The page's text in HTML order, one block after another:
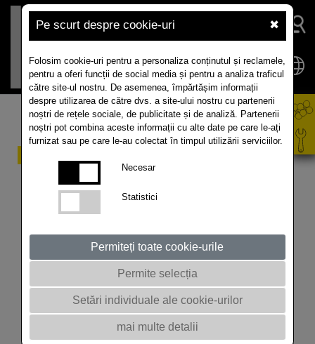
Pe scurt despre cookie-uri ✖
Folosim cookie-uri pentru a personaliza conținutul și reclamele,
pentru a oferi funcții de social media și pentru a analiza traficul
către site-ul nostru. De asemenea, împărtășim informații
despre utilizarea de către dvs. a site-ului nostru cu partenerii
noștri de rețele sociale, de publicitate și de analiză. Partenerii
noștri pot combina aceste informații cu alte date pe care le-ați
furnizat sau pe care le-au colectat în timpul utilizării serviciilor.
Necesar
Statistici
Permiteți toate cookie-urile
Permite selecția
Setări individuale ale cookie-urilor
mai multe detalii
Your message to us
Formular de adresa
Prenume*